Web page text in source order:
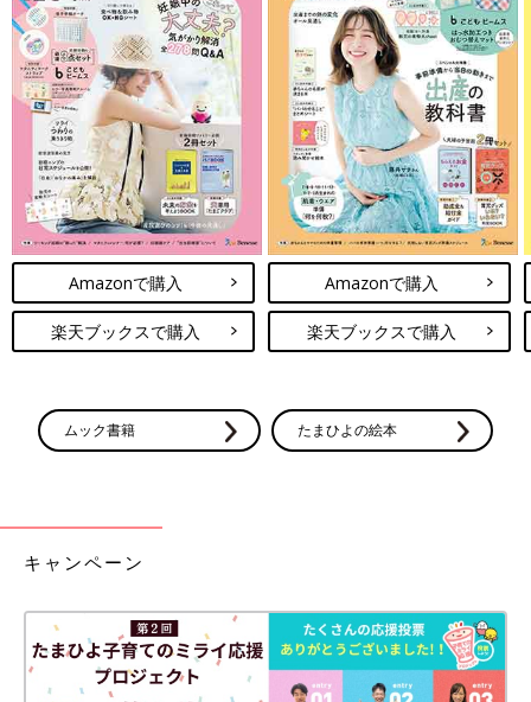
Amazonで購入
楽天ブックスで購入
Amazonで購入
楽天ブックスで購入
ムック書籍 たまひよの絵本
キャンペーン